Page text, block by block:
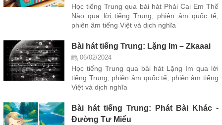
Học tiếng Trung qua bài hát Phải Cai Em Thế
Nào qua lời tiếng Trung, phiên âm quốc tế,
phiên âm tiếng Việt và dịch nghĩa
Bài hát tiếng Trung: Lặng Im – Zkaaai
06/02/2024
Học tiếng Trung qua bài hát Lặng Im qua lời
tiếng Trung, phiên âm quốc tế, phiên âm tiếng
Việt và dịch nghĩa
Bài hát tiếng Trung: Phát Bài Khác -
Đường Tư Miểu